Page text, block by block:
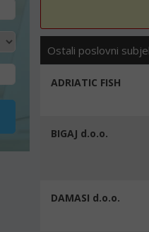
Ostali poslovni
ADRIATIC FISH
BIGAJ d.o.o.
DAMASI d.o.o.